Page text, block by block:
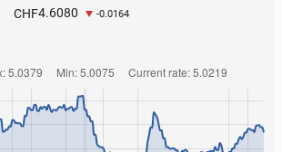
CHF4.6080 -0.0164